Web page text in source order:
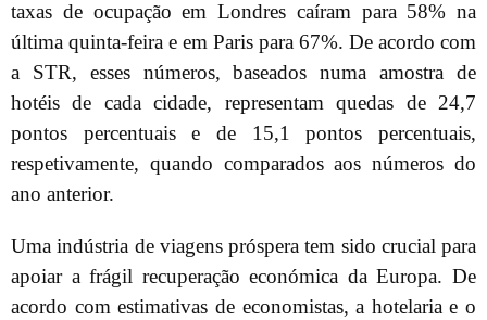
taxas de ocupação em Londres caíram para 58% na
última quinta-feira e em Paris para 67%. De acordo com
a STR, esses números, baseados numa amostra de
hotéis de cada cidade, representam quedas de 24,7
pontos percentuais e de 15,1 pontos percentuais,
respetivamente, quando comparados aos números do
ano anterior.
Uma indústria de viagens próspera tem sido crucial para
apoiar a frágil recuperação económica da Europa. De
acordo com estimativas de economistas, a hotelaria e o